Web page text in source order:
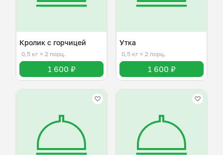
Кролик с горчицей
0,5 кг ≈ 2 порц.
1 600 ₽
Утка
0,5 кг ≈ 2 порц.
1 600 ₽